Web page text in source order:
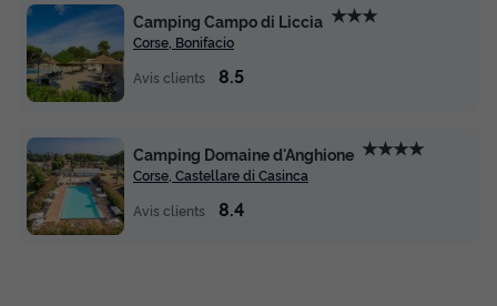
Camping Campo di Liccia ★★★
Corse, Bonifacio
Avis clients
8.5
Camping Domaine d'Anghione ★★★★
Corse, Castellare di Casinca
Avis clients
8.4